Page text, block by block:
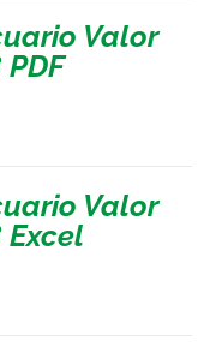
Valor
Valor
Excel